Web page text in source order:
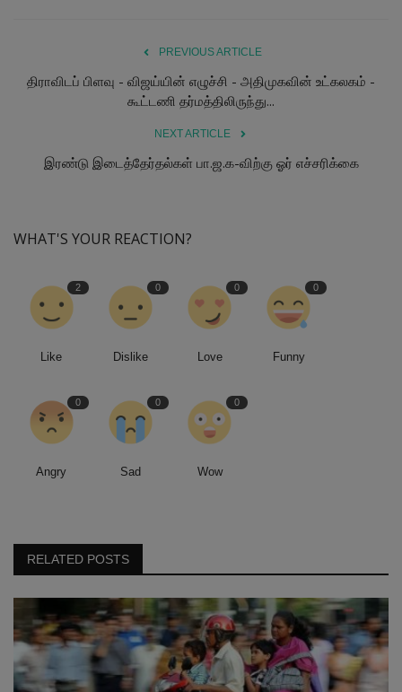
PREVIOUS ARTICLE
திராவிடப் பிளவு - விஜய்யின் எழுச்சி - அதிமுகவின் உட்கலகம் -
கூட்டணி தர்மத்திலிருந்து...
NEXT ARTICLE
இரண்டு இடைத்தேர்தல்கள் பா.ஜ.க-விற்கு ஓர் எச்சரிக்கை
WHAT'S YOUR REACTION?
2
Like
0
Dislike
0
Love
0
Funny
0
Angry
0
Sad
0
Wow
RELATED POSTS